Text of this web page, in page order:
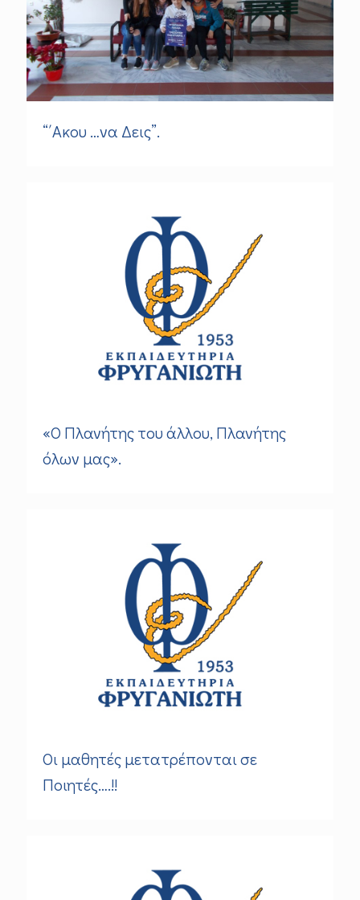
“΄Ακου …να Δεις”.
«Ο Πλανήτης του άλλου, Πλανήτης
όλων μας».
Οι μαθητές μετατρέπονται σε
Ποιητές….!!